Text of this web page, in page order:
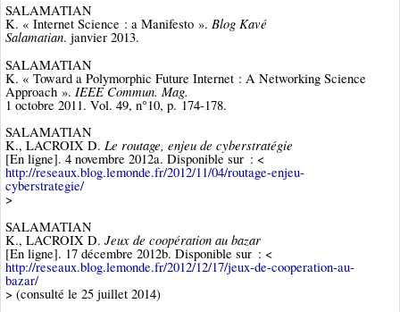
SALAMATIAN
K. « Internet Science : a Manifesto ». Blog Kavé
Salamatian. janvier 2013.
SALAMATIAN
K. « Toward a Polymorphic Future Internet : A Networking Science
Approach ». IEEE Commun. Mag.
1 octobre 2011. Vol. 49, n°10, p. 174‑178.
SALAMATIAN
K., LACROIX D. Le routage, enjeu de cyberstratégie
[En ligne]. 4 novembre 2012a. Disponible sur : <
http://reseaux.blog.lemonde.fr/2012/11/04/routage-enjeu-
cyberstrategie/
>
SALAMATIAN
K., LACROIX D. Jeux de coopération au bazar
[En ligne]. 17 décembre 2012b. Disponible sur : <
http://reseaux.blog.lemonde.fr/2012/12/17/jeux-de-cooperation-au-
bazar/
> (consulté le 25 juillet 2014)